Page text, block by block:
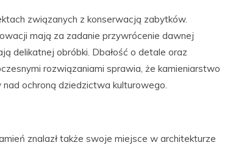
związanych z konserwacją zabytków.
mają za zadanie przywrócenie dawnej
delikatnej obróbki. Dbałość o detale oraz
rozwiązaniami sprawia, że kamieniarstwo
ochroną dziedzictwa kulturowego.
znalazł także swoje miejsce w architekturze